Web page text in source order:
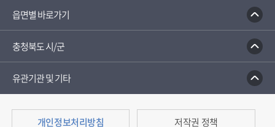
읍면별 바로가기
충청북도 시/군
유관기관 및 기타
개인정보처리방침 저작권 정책